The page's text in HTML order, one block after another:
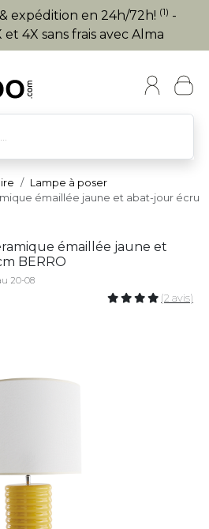
expédition en 24h/72h! (1) -
4X sans frais avec Alma
Lampe à poser
émaillée jaune et abat-jour écru
émaillée jaune et
BERRO
20-08
(2 avis)